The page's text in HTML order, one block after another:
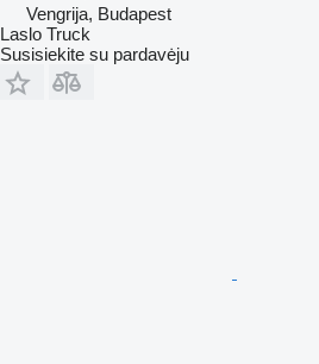
Vengrija, Budapest
Laslo Truck
Susisiekite su pardavėju